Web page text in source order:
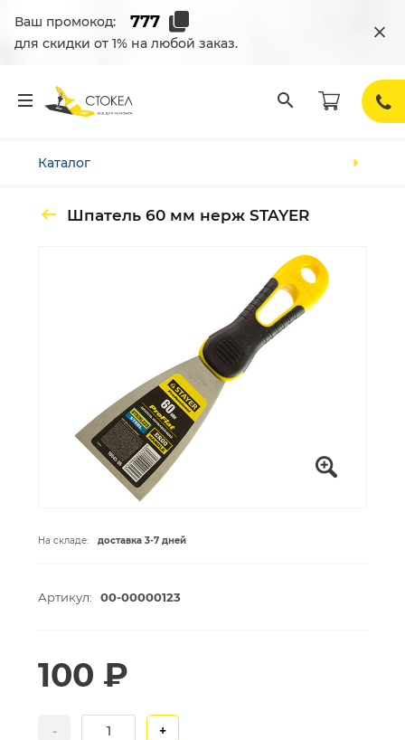
Ваш промокод:
для скидки от 1% на любой заказ.
Каталог
Шпатель 60 мм нерж STAYER
На складе: доставка 3-7 дней
Артикул: 00-00000123
- +
100 ₽